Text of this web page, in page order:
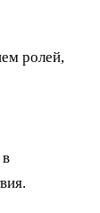
ролей,